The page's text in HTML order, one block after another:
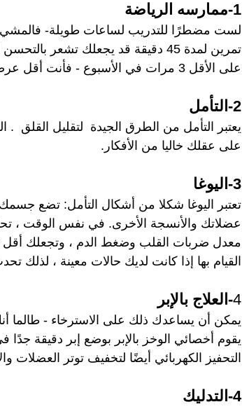
1-ممارسه الرياضة
على الأقل 3 مرات في الأسبوع - فأنت أقل عرضة للقلق في المقام الأول.
2-التأمل
يعتبر التأمل من الطرق الجيدة  لتقليل القلق
على عقلك خاليا من الأفكار.
3-اليوغا
تعتبر اليوغا شكلا من أشكال التأمل: تضع
عضلاتك والأنسجة الأخرى. في نفس الوقت ،
معدل ضربات القلب وضغط الدم ، وتجعلك أقل
القيام بها إذا كانت لديك حالات معينة ، لذلك
4-العلاج بالإبر
يمكن أن يساعدك ذلك على الاسترخاء - طالما
يقوم أخصائي الوخز بالإبر بوضع إبر دقيقة
التحفيز الكهربائي أيضًا لتخفيف توتر العضلات
4-التدليك